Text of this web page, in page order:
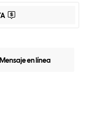
Mensaje en línea